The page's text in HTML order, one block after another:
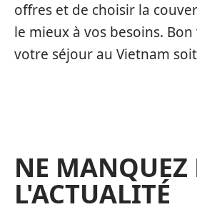
offres et de choisir la
le mieux à vos besoins.
votre séjour au Vietnam
NE MANQUEZ
L'ACTUALITÉ